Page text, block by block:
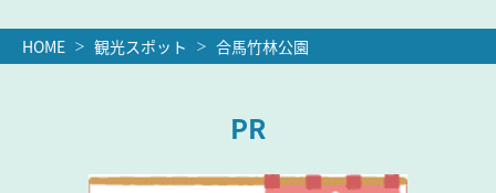
HOME 観光スポット 合馬竹林公園
PR